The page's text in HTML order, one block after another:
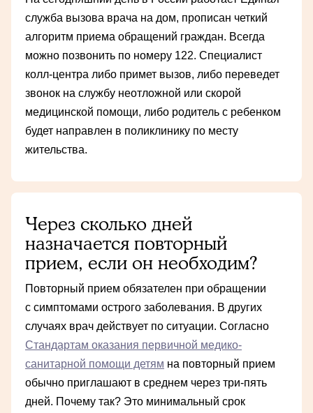
служба вызова врача на дом, прописан четкий
алгоритм приема обращений граждан. Всегда
можно позвонить по номеру 122. Специалист
колл-центра либо примет вызов, либо переведет
звонок на службу неотложной или скорой
медицинской помощи, либо родитель с ребенком
будет направлен в поликлинику по месту
жительства.
Через сколько дней
назначается повторный
прием, если он необходим?
Повторный прием обязателен при обращении
с симптомами острого заболевания. В других
случаях врач действует по ситуации. Согласно
Стандартам оказания первичной медико-
санитарной помощи детям на повторный прием
обычно приглашают в среднем через три-пять
дней. Почему так? Это минимальный срок